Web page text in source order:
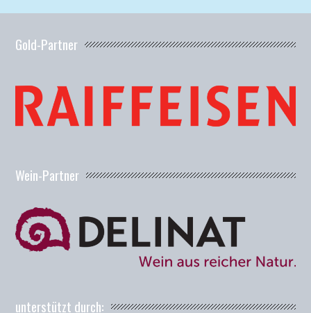
Gold-Partner
Wein-Partner
unterstützt durch: